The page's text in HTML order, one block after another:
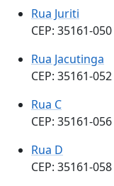
Rua Juriti
CEP: 35161-050
Rua Jacutinga
CEP: 35161-052
Rua C
CEP: 35161-056
Rua D
CEP: 35161-058